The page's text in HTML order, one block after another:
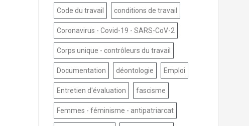
Code du travail conditions de travail
Coronavirus - Covid-19 - SARS-CoV-2
Corps unique - contrôleurs du travail
Documentation déontologie Emploi
Entretien d'évaluation fascisme
Femmes - féminisme - antipatriarcat